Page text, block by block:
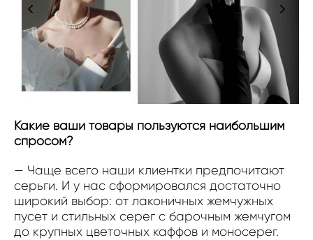
Какие ваши товары пользуются наибольшим
спросом?
— Чаще всего наши клиентки предпочитают
серьги. И у нас сформировался достаточно
широкий выбор: от лаконичных жемчужных
пусет и стильных серег с барочным жемчугом
до крупных цветочных каффов и моносерег.